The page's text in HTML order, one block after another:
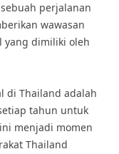
perjalanan
wawasan
yang dimiliki oleh
di Thailand adalah
tahun untuk
menjadi momen
Thailand